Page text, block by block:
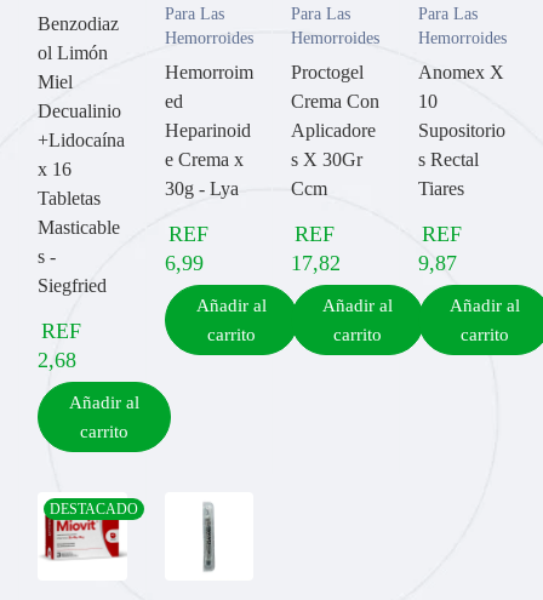
Benzodiaz
ol Limón
Miel
Decualinio
+Lidocaína
x 16
Tabletas
Masticable
s -
Siegfried
REF
2,68
Añadir al
carrito
Para Las
Hemorroides
Hemorroim
ed
Heparinoid
e Crema x
30g - Lya
REF
6,99
Añadir al
carrito
Para Las
Hemorroides
Proctogel
Crema Con
Aplicadore
s X 30Gr
Ccm
REF
17,82
Añadir al
carrito
Para Las
Hemorroides
Anomex X
10
Supositorio
s Rectal
Tiares
REF
9,87
Añadir al
carrito
DESTACADO